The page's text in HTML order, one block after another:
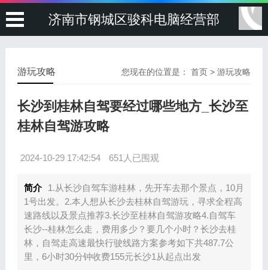
济南市钢城区骏科电脑经营部
您现在的位置是：首页 >游玩攻略
游玩攻略
长沙到桂林自驾要经过哪些地方_长沙至
桂林自驾游攻略
2024-10-29 17:42:54 651人已围观
简介
1.从长沙自驾车游桂林，先开车去那个景点，10月
1号出发。2.本人想从长沙去桂林自驾游玩，寻求全程高
速路线以及景点推荐3.长沙至桂林自驾游攻略4.自驾车
长沙--桂林怎么走，费用多少？要几个小时？长沙去桂
林，自驾走高速最快行驶线路方案参考如下共487.7公
里，6小时30分钟收费155元长沙1从起点出发